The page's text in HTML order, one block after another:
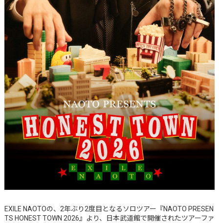
EXILE NAOTOの、2年ぶり2度目となるソロツアー『NAOTO PRESEN
TS HONEST TOWN 2026』より、日本武道館で開催されたツアーファ